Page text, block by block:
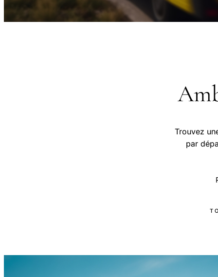
Trouvez
par